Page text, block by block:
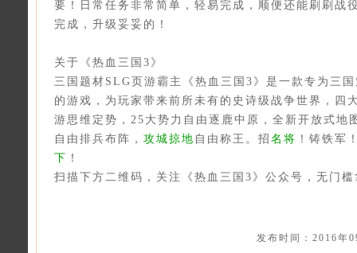
要！日常任务非常简单，轻易完成，顺便还能刷刷战
完成，升级妥妥的！
关于《热血三国3》
三国题材SLG页游霸主《热血三国3》是一款专为三
的游戏，为玩家带来前所未有的史诗级战争世界，四
游思维定势，25大势力自由逐鹿中原，全新开放式地
自由排兵布阵， 攻城掠地 自由称王。招 名将 ！铸铁军
下 ！
扫描下方二维码，关注《热血三国3》公众号，无门
发布时间：2016年